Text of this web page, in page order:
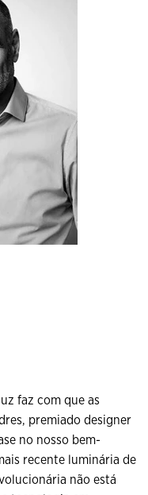
faz com que as
premiado designer
no nosso bem-
recente luminária de
não está